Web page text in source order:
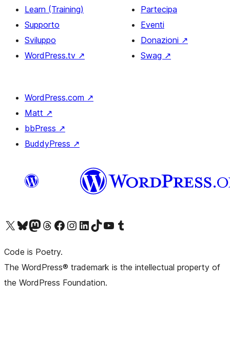
Learn (Training)
Supporto
Sviluppo
WordPress.tv ↗
Partecipa
Eventi
Donazioni ↗
Swag ↗
WordPress.com ↗
Matt ↗
bbPress ↗
BuddyPress ↗
Visita il nostro account X (ex Twitter)
Visita il nostro account Bluesky
Visita il nostro account Mastodon
Visita il nostro account Threads
Visita la nostra pagina Facebook
Visita il nostro account Instagram
Visita il nostro account LinkedIn
Visita il nostro account TikTok
Visita il nostro canale YouTube
Visita il nostro account Tumblr
Code is Poetry.
The WordPress® trademark is the intellectual property of
the WordPress Foundation.